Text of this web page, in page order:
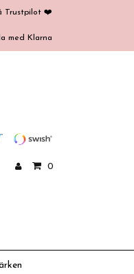
Trustpilot ❤️
med Klarna
0